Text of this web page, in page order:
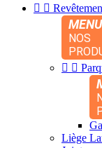
 
MENU
NOS
 
Liège